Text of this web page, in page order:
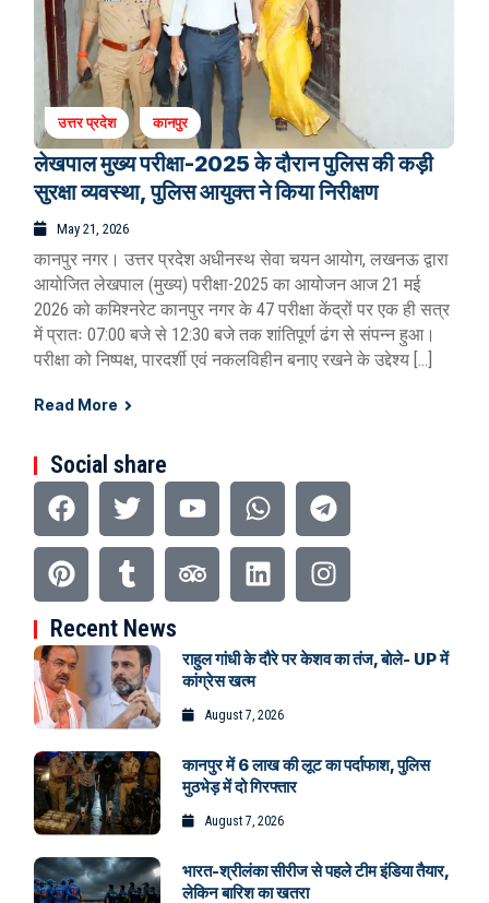
उत्तर प्रदेश कानपुर
लेखपाल मुख्य परीक्षा-2025 के दौरान पुलिस की कड़ी
सुरक्षा व्यवस्था, पुलिस आयुक्त ने किया निरीक्षण
May 21, 2026
कानपुर नगर। उत्तर प्रदेश अधीनस्थ सेवा चयन आयोग, लखनऊ द्वारा
आयोजित लेखपाल (मुख्य) परीक्षा-2025 का आयोजन आज 21 मई
2026 को कमिश्नरेट कानपुर नगर के 47 परीक्षा केंद्रों पर एक ही सत्र
में प्रातः 07:00 बजे से 12:30 बजे तक शांतिपूर्ण ढंग से संपन्न हुआ।
परीक्षा को निष्पक्ष, पारदर्शी एवं नकलविहीन बनाए रखने के उद्देश्य […]
Read More
Social share
Recent News
राहुल गांधी के दौरे पर केशव का तंज, बोले- UP में
कांग्रेस खत्म
August 7, 2026
कानपुर में 6 लाख की लूट का पर्दाफाश, पुलिस
मुठभेड़ में दो गिरफ्तार
August 7, 2026
भारत-श्रीलंका सीरीज से पहले टीम इंडिया तैयार,
लेकिन बारिश का खतरा